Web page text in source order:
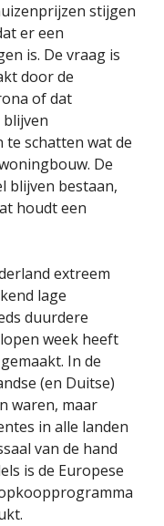
stijgen
er een
is. De vraag is
door de
of dat
te schatten wat de
De
blijven bestaan,
houdt een
extreem
lage
duurdere
week heeft
In de
(en Duitse)
waren, maar
in alle landen
van de hand
is de Europese